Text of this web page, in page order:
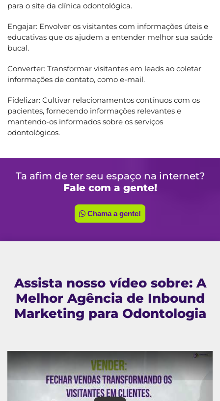
para o site da clínica odontológica.
Engajar: Envolver os visitantes com informações úteis e
educativas que os ajudem a entender melhor sua saúde
bucal.
Converter: Transformar visitantes em leads ao coletar
informações de contato, como e-mail.
Fidelizar: Cultivar relacionamentos contínuos com os
pacientes, fornecendo informações relevantes e
mantendo-os informados sobre os serviços
odontológicos.
Ta afim de ter seu espaço na internet?
Fale com a gente!
Chama a gente!
Assista nosso vídeo sobre: A
Melhor Agência de Inbound
Marketing para Odontologia